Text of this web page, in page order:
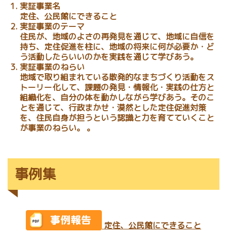
実証事業名
定住、公民館にできること
実証事業のテーマ
住民が、地域のよさの再発見を通じて、地域に自信を
持ち、定住促進を柱に、地域の将来に何が必要か・ど
う活動したらいいのかを実践を通じて学びあう。
実証事業のねらい
地域で取り組まれている散発的なまちづくり活動をス
トーリー化して、課題の発見・情報化・実践の仕方と
組織化を、自分の体を動かしながら学びあう。そのこ
とを通じて、行政まかせ・漠然とした定住促進対策
を、住民自身が担うという認識と力を育てていくこと
が事業のねらい。 。
事例集
定住、公民館にできること